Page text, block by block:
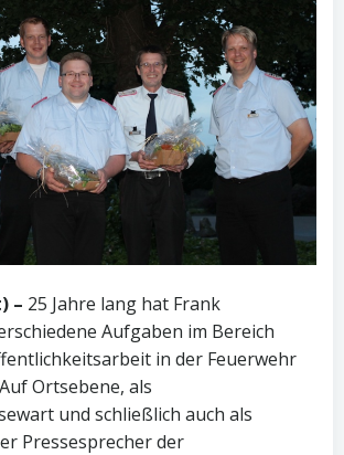
– 25 Jahre lang hat Frank
Aufgaben im Bereich
in der Feuerwehr
Ortsebene, als
und schließlich auch als
Pressesprecher der